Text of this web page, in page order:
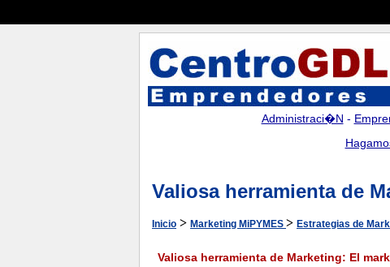
Administraci�n -
Valiosa herramienta de
Inicio > Marketing MiPYMES > Estrategias de
Valiosa herramienta de Marketing: El